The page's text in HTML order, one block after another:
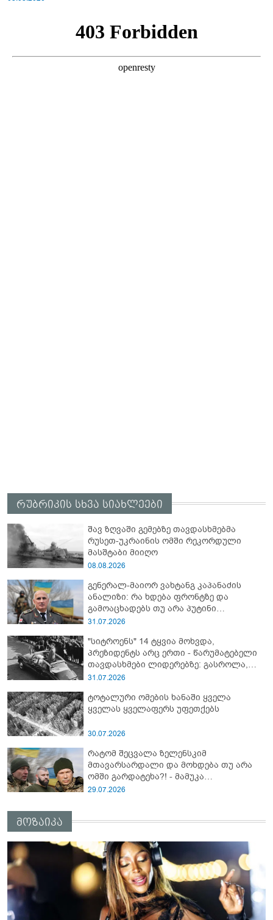
რუბრიკის სხვა სიახლეები
შავ ზღვაში გემებზე თავდასხმებმა
რუსეთ-უკრაინის ომში რეკორდული
მასშტაბი მიიღო
08.08.2026
გენერალ-მაიორ ვახტანგ კაპანაძის
ანალიზი: რა ხდება ფრონტზე და
გამოაცხადებს თუ არა პუტინი
საყოველთაო მობილიზაციას?! -
მდგომარეობა გამოცხადდეს"
31.07.2026
"სიტროენს" 14 ტყვია მოხვდა,
პრეზიდენტს არც ერთი - წარუმატებელი
თავდასხმები ლიდერებზე: გასროლა,
რომელსაც შესაძლოა, მსოფლიო
31.07.2026
ტოტალური ომების ხანაში ყველა
ყველას ყველაფერს უფეთქებს
30.07.2026
რატომ შეცვალა ზელენსკიმ
მთავარსარდალი და მოხდება თუ არა
ომში გარდატეხა?! - მამუკა
მამულაშვილის ანალიზი
29.07.2026
მოზაიკა